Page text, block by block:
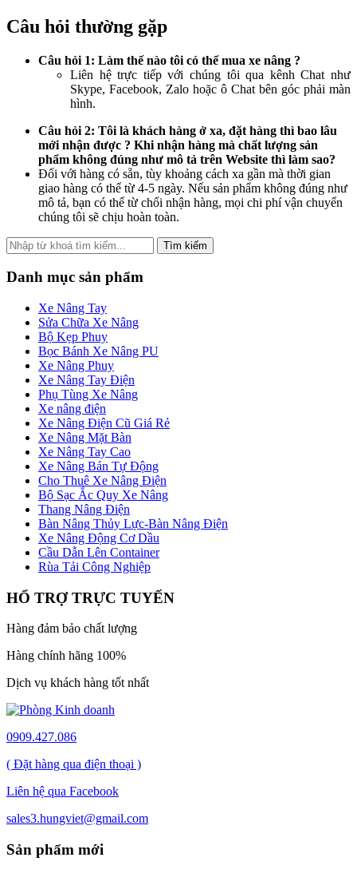
Câu hỏi thường gặp
Câu hỏi 1: Làm thế nào tôi có thể mua xe nâng ?
Liên hệ trực tiếp với chúng tôi qua kênh Chat như
Skype, Facebook, Zalo hoặc ô Chat bên góc phải màn
hình.
Câu hỏi 2: Tôi là khách hàng ở xa, đặt hàng thì bao lâu
mới nhận được ? Khi nhận hàng mà chất lượng sản
phẩm không đúng như mô tả trên Website thì làm sao?
Đối với hàng có sẵn, tùy khoảng cách xa gần mà thời gian
giao hàng có thể từ 4-5 ngày. Nếu sản phẩm không đúng như
mô tả, bạn có thể từ chối nhận hàng, mọi chi phí vận chuyển
chúng tôi sẽ chịu hoàn toàn.
Tìm kiếm
Danh mục sản phẩm
Xe Nâng Tay
Sửa Chữa Xe Nâng
Bộ Kẹp Phuy
Bọc Bánh Xe Nâng PU
Xe Nâng Phuy
Xe Nâng Tay Điện
Phụ Tùng Xe Nâng
Xe nâng điện
Xe Nâng Điện Cũ Giá Rẻ
Xe Nâng Mặt Bàn
Xe Nâng Tay Cao
Xe Nâng Bán Tự Động
Cho Thuê Xe Nâng Điện
Bộ Sạc Ắc Quy Xe Nâng
Thang Nâng Điện
Bàn Nâng Thủy Lực-Bàn Nâng Điện
Xe Nâng Động Cơ Dầu
Cầu Dẫn Lên Container
Rùa Tải Công Nghiệp
HỔ TRỢ TRỰC TUYẾN
Hàng đảm bảo chất lượng
Hàng chính hãng 100%
Dịch vụ khách hàng tốt nhất
0909.427.086
( Đặt hàng qua điện thoại )
Liên hệ qua Facebook
sales3.hungviet@gmail.com
Sản phẩm mới